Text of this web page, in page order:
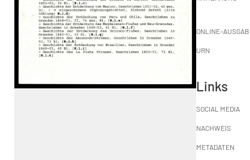
ONLINE-
URN
Links
SOCIAL MEDIA
NACHWEIS
METADATEN